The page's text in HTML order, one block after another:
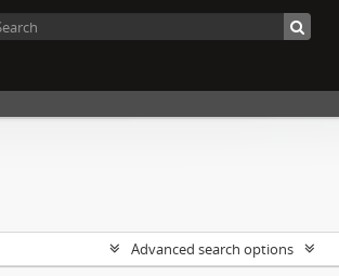
Advanced search options